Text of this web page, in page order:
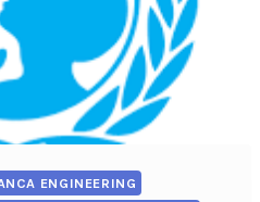
ENGINEERING